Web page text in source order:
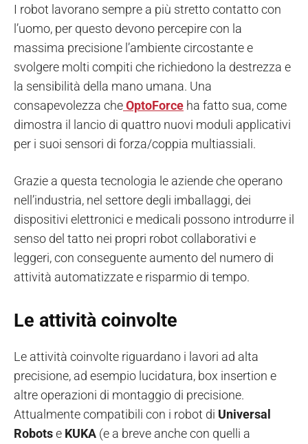
I robot lavorano sempre a più stretto contatto con
l’uomo, per questo devono percepire con la
massima precisione l’ambiente circostante e
svolgere molti compiti che richiedono la destrezza e
la sensibilità della mano umana. Una
consapevolezza cheOptoForce ha fatto sua, come
dimostra il lancio di quattro nuovi moduli applicativi
per i suoi sensori di forza/coppia multiassiali.
Grazie a questa tecnologia le aziende che operano
nell’industria, nel settore degli imballaggi, dei
dispositivi elettronici e medicali possono introdurre il
senso del tatto nei propri robot collaborativi e
leggeri, con conseguente aumento del numero di
attività automatizzate e risparmio di tempo.
Le attività coinvolte
Le attività coinvolte riguardano i lavori ad alta
precisione, ad esempio lucidatura, box insertion e
altre operazioni di montaggio di precisione.
Attualmente compatibili con i robot di Universal
Robotse KUKA (e a breve anche con quelli a